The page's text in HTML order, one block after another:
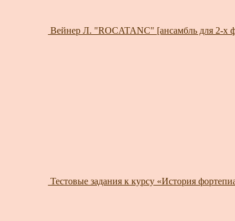
Вейнер Л. "ROCATANC" [ансамбль для 2-х
Тестовые задания к курсу «История